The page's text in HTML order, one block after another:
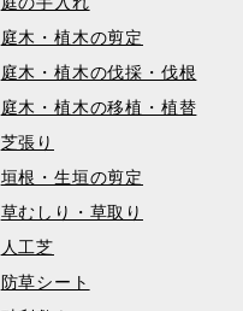
庭木・植木の剪定
庭木・植木の伐採・伐根
庭木・植木の移植・植替
芝張り
垣根・生垣の剪定
草むしり・草取り
人工芝
防草シート